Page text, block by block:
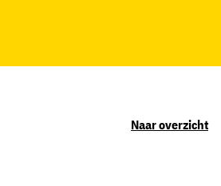
Naar overzicht